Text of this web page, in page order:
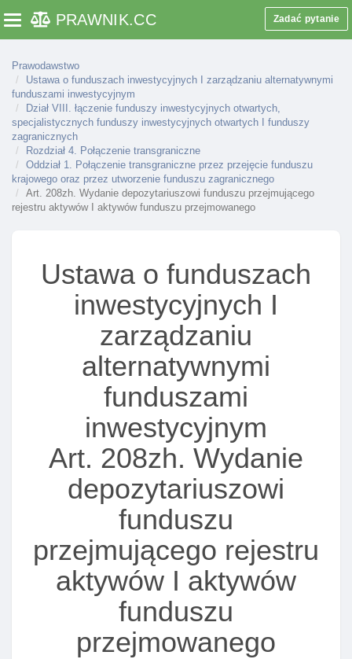
Toggle navigation
PRAWNIK.CC Zadać pytanie
Prawodawstwo
Ustawa o funduszach inwestycyjnych I zarządzaniu alternatywnymi
funduszami inwestycyjnym
Dział VIII. łączenie funduszy inwestycyjnych otwartych,
specjalistycznych funduszy inwestycyjnych otwartych I funduszy
zagranicznych
Rozdział 4. Połączenie transgraniczne
Oddział 1. Połączenie transgraniczne przez przejęcie funduszu
krajowego oraz przez utworzenie funduszu zagranicznego
Art. 208zh. Wydanie depozytariuszowi funduszu przejmującego
rejestru aktywów I aktywów funduszu przejmowanego
Ustawa o funduszach
inwestycyjnych I
zarządzaniu
alternatywnymi
funduszami
inwestycyjnym
Art. 208zh. Wydanie
depozytariuszowi
funduszu
przejmującego rejestru
aktywów I aktywów
funduszu
przejmowanego